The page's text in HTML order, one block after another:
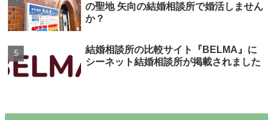
の聖地 矢向の結婚相談所で婚活しません
か？
結婚相談所の比較サイト『BELMA』に
シーネット結婚相談所が掲載されました